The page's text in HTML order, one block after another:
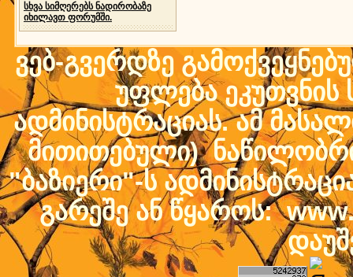
სხვა სიმღერებს ნადირობაზე
იხილავთ ფორუმში.
ვებ-გვერდზე
უფლება ეკუთვნის
ადმინისტრაციას. ამ
მითითებული)
"ბაზიერი"-ს
გარეშე ან წყაროს: